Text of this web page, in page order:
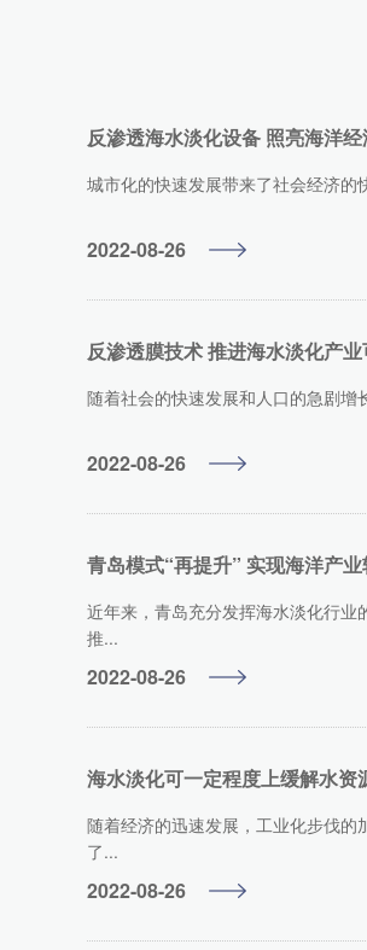
反渗透海水淡化设备 照亮海洋
城市化的快速发展带来了社会经济的
2022-08-26
反渗透膜技术 推进海水淡化产
随着社会的快速发展和人口的急剧增
2022-08-26
青岛模式“再提升” 实现海洋产
近年来，青岛充分发挥海水淡化行业
推...
2022-08-26
海水淡化可一定程度上缓解水资
随着经济的迅速发展，工业化步伐的
了...
2022-08-26